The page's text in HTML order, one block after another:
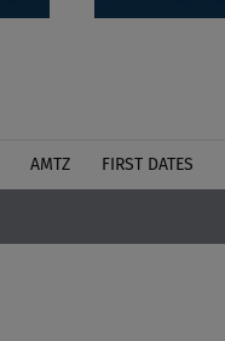
ΑΜΤΖ FIRST DATES